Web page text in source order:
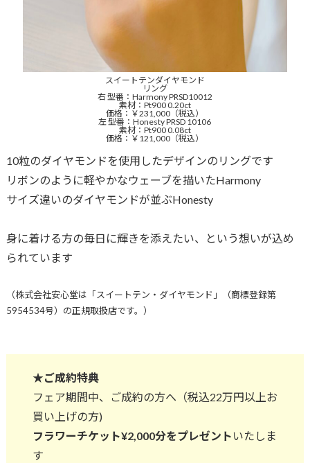
スイートテンダイヤモンド
リング
右 型番：Harmony PRSD10012
素材：Pt900 0.20ct
価格：￥231,000（税込）
左 型番：Honesty PRSD 10106
素材：Pt900 0.08ct
価格：￥121,000（税込）
10粒のダイヤモンドを使用したデザインのリングです
リボンのように軽やかなウェーブを描いたHarmony
サイズ違いのダイヤモンドが並ぶHonesty
身に着ける方の毎日に輝きを添えたい、という想いが込め
られています
（株式会社安心堂は「スイートテン・ダイヤモンド」（商標登録第
5954534号）の正規取扱店です。）
★ご成約特典
フェア期間中、ご成約の方へ（税込22万円以上お
買い上げの方)
フラワーチケット¥2,000分をプレゼント いたしま
す